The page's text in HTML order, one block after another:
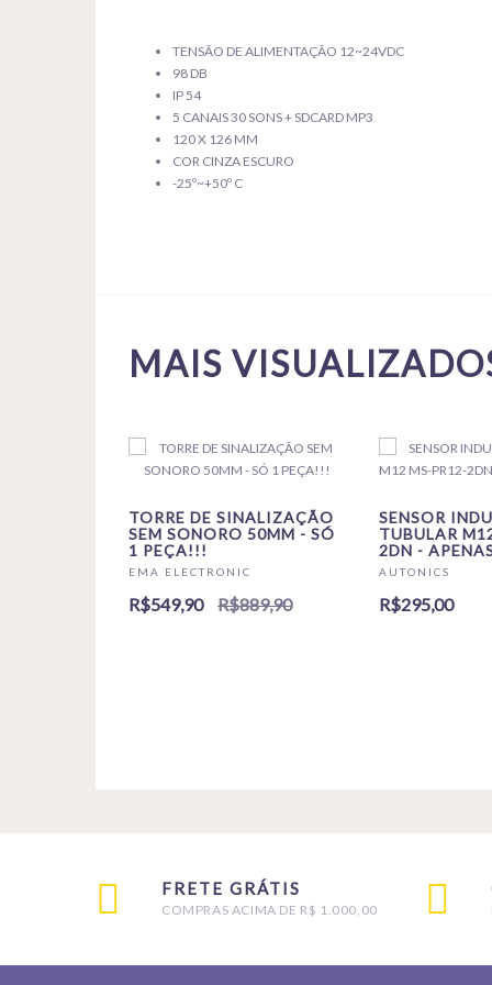
TENSÃO DE ALIMENTAÇÃO 12~24VDC
98 DB
IP 54
5 CANAIS 30 SONS + SDCARD MP3
120 X 126 MM
COR CINZA ESCURO
-25º~+50º C
MAIS
TORRE DE SINALIZAÇÃO
SEM SONORO 50MM - SÓ
1 PEÇA!!!
EMA ELECTRONIC
R$549,90 R$889,90
SENSOR
TUBULAR
2DN -
AUTONICS
R$295,00
FRETE GRÁTIS
COMPRAS ACIMA DE R$ 1.000,00